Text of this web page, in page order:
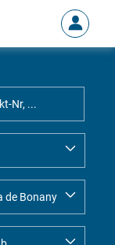
MEIN